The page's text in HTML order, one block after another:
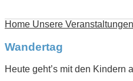
Home Unsere Veranstaltungen
Wandertag
Heute geht’s mit den Kindern